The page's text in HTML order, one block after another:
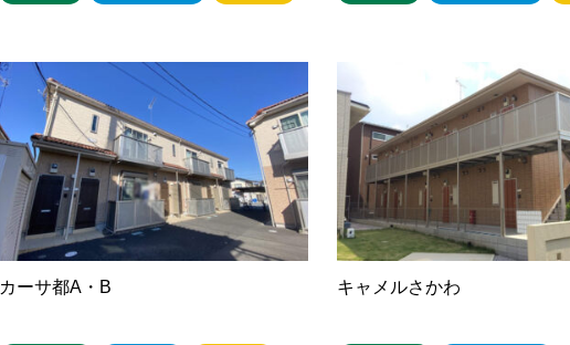
カーサ都A・B キャメルさかわ